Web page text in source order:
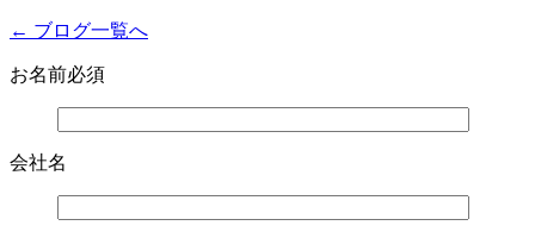
← ブログ一覧へ
お名前必須
会社名